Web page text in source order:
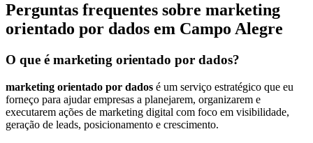
Perguntas frequentes sobre marketing
orientado por dados em Campo Alegre
O que é marketing orientado por dados?
marketing orientado por dados é um serviço estratégico que eu
forneço para ajudar empresas a planejarem, organizarem e
executarem ações de marketing digital com foco em visibilidade,
geração de leads, posicionamento e crescimento.